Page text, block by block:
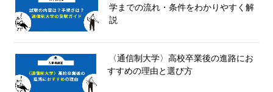
学までの流れ・条件をわかりやすく解
説
〈通信制大学〉高校卒業後の進路にお
すすめの理由と選び方